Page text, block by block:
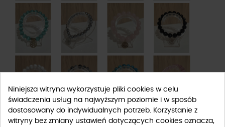
Niniejsza witryna wykorzystuje pliki cookies w celu
świadczenia usług na najwyższym poziomie i w sposób
dostosowany do indywidualnych potrzeb. Korzystanie z
witryny bez zmiany ustawień dotyczących cookies oznacza,